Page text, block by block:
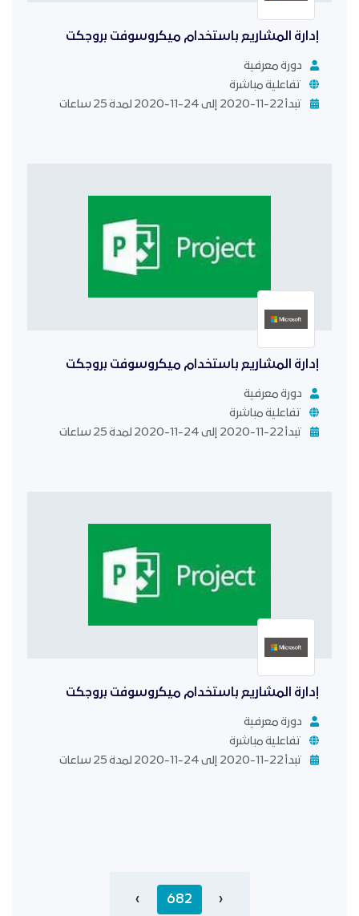
إدارة المشاريع باستخدام ميكروسوفت بروجكت
دورة معرفية
تفاعلية مباشرة
تبدأ 22-11-2020 إلى 24-11-2020 لمدة 25 ساعات
إدارة المشاريع باستخدام ميكروسوفت بروجكت
دورة معرفية
تفاعلية مباشرة
تبدأ 22-11-2020 إلى 24-11-2020 لمدة 25 ساعات
إدارة المشاريع باستخدام ميكروسوفت بروجكت
دورة معرفية
تفاعلية مباشرة
تبدأ 22-11-2020 إلى 24-11-2020 لمدة 25 ساعات
Previous
‹
Current
682
الصفحة
›